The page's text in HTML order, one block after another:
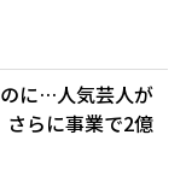
に…人気芸人が
さらに事業で2億